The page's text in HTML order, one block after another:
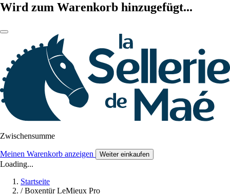
Wird zum Warenkorb hinzugefügt...
Zwischensumme
Meinen Warenkorb anzeigen Weiter einkaufen
Loading...
Startseite
/ Boxentür LeMieux Pro